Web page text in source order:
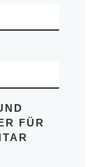
FÜR